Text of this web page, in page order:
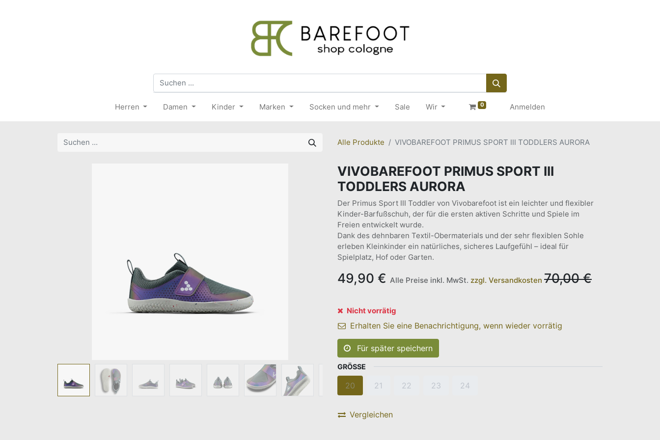
Herren Damen Kinder Marken Socken und mehr Sale Wir 0 Anmelden
Alle Produkte VIVOBAREFOOT PRIMUS SPORT III TODDLERS AURORA
VIVOBAREFOOT PRIMUS SPORT III
TODDLERS AURORA
Der Primus Sport III Toddler von Vivobarefoot ist ein leichter und flexibler
Kinder-Barfußschuh, der für die ersten aktiven Schritte und Spiele im
Freien entwickelt wurde.
Dank des dehnbaren Textil-Obermaterials und der sehr flexiblen Sohle
erleben Kleinkinder ein natürliches, sicheres Laufgefühl – ideal für
Spielplatz, Hof oder Garten.
49,90 € Alle Preise inkl. MwSt. zzgl. Versandkosten 70,00€
Nicht vorrätig
Erhalten Sie eine Benachrichtigung, wenn wieder vorrätig
Für später speichern
GRÖSSE
20 21 22 23 24
Vergleichen